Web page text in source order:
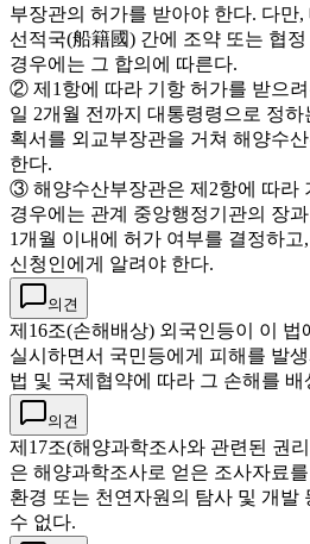
부장관의 허가를 받아야 한다. 다만,
선적국(船籍國) 간에 조약 또는 협
경우에는 그 합의에 따른다.
② 제1항에 따라 기항 허가를 받으
일 2개월 전까지 대통령령으로 정하
획서를 외교부장관을 거쳐 해양수
한다.
③ 해양수산부장관은 제2항에 따라
경우에는 관계 중앙행정기관의 장
1개월 이내에 허가 여부를 결정하
신청인에게 알려야 한다.
의견
제16조(손해배상) 외국인등이 이 법
실시하면서 국민등에게 피해를 발
법 및 국제협약에 따라 그 손해를 배
의견
제17조(해양과학조사와 관련된 권
은 해양과학조사로 얻은 조사자료
환경 또는 천연자원의 탐사 및 개발
수 없다.